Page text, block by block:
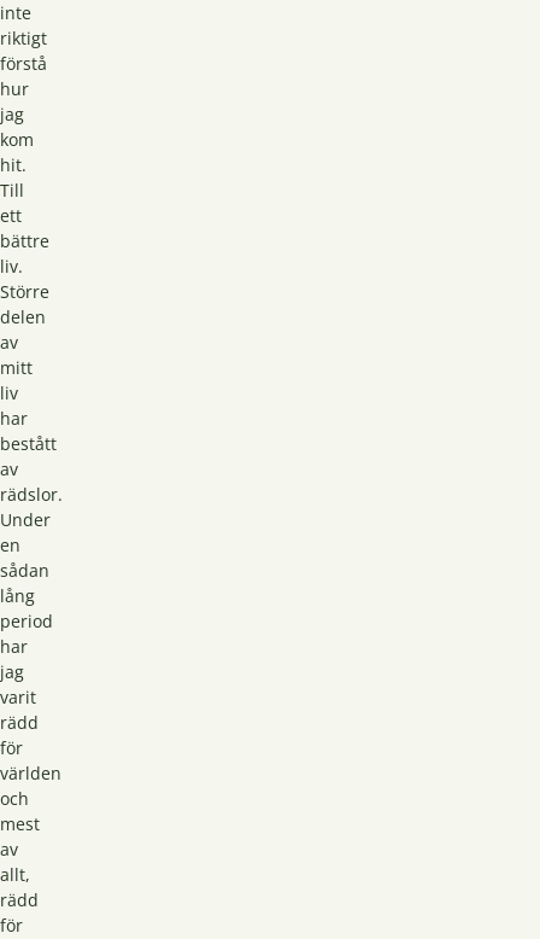
inte
riktigt
förstå
hur
jag
kom
hit.
Till
ett
bättre
liv.
Större
delen
av
mitt
liv
har
bestått
av
rädslor.
Under
en
sådan
lång
period
har
jag
varit
rädd
för
världen
och
mest
av
allt,
rädd
för